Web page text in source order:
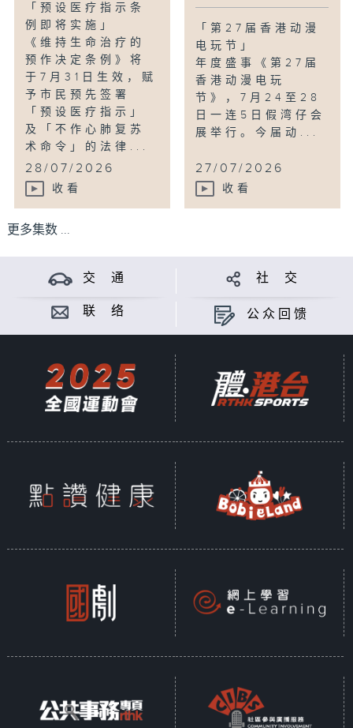
「预设医疗指示条
例即将实施」
《维持生命治疗的
预作决定条例》将
于7月31日生效，赋
予市民预先签署
「预设医疗指示」
及「不作心肺复苏
术命令」的法律...
28/07/2026
收看
「第27届香港动漫
电玩节」
年度盛事《第27届
香港动漫电玩
节》，7月24至28
日一连5日假湾仔会
展举行。今届动...
27/07/2026
收看
更多集数 ...
交 通 社 交
联 络 公众回馈